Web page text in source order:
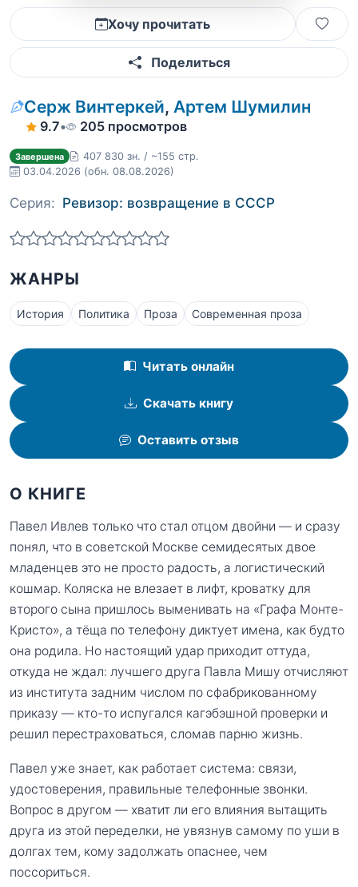
Хочу прочитать
Поделиться
Серж Винтеркей, Артем Шумилин
9.7• 205 просмотров
Завершена
407 830 зн. / ~155 стр.
03.04.2026 (обн. 08.08.2026)
Серия: Ревизор: возвращение в СССР
ЖАНРЫ
История Политика Проза Современная проза
Читать онлайн
Скачать книгу
Оставить отзыв
О КНИГЕ
Павел Ивлев только что стал отцом двойни — и сразу
понял, что в советской Москве семидесятых двое
младенцев это не просто радость, а логистический
кошмар. Коляска не влезает в лифт, кроватку для
второго сына пришлось выменивать на «Графа Монте-
Кристо», а тёща по телефону диктует имена, как будто
она родила. Но настоящий удар приходит оттуда,
откуда не ждал: лучшего друга Павла Мишу отчисляют
из института задним числом по сфабрикованному
приказу — кто-то испугался кагэбэшной проверки и
решил перестраховаться, сломав парню жизнь.
Павел уже знает, как работает система: связи,
удостоверения, правильные телефонные звонки.
Вопрос в другом — хватит ли его влияния вытащить
друга из этой переделки, не увязнув самому по уши в
долгах тем, кому задолжать опаснее, чем
поссориться.